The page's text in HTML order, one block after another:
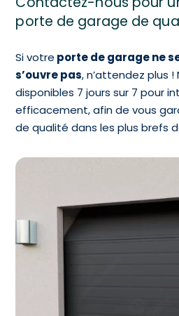
porte de garage de
Si votre porte de garage ne
s’ouvre pas, n’attendez plus
disponibles 7 jours sur 7 pour
efficacement, afin de vous
de qualité dans les plus brefs